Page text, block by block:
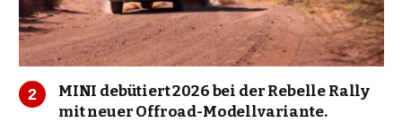
MINI debütiert 2026 bei der Rebelle Rally
mit neuer Offroad-Modellvariante.